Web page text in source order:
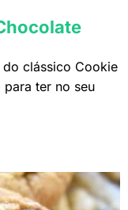
do clássico Cookie
para ter no seu